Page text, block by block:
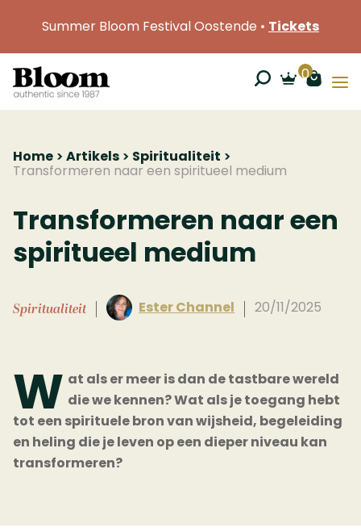
Summer Bloom Festival Oostende • Tickets
0
Home Artikels Spiritualiteit
Transformeren naar een spiritueel medium
Transformeren naar een
spiritueel medium
Spiritualiteit Ester Channel 20/11/2025
W at als er meer is dan de tastbare wereld
die we kennen? Wat als je toegang hebt
tot een spirituele bron van wijsheid, begeleiding
en heling die je leven op een dieper niveau kan
transformeren?